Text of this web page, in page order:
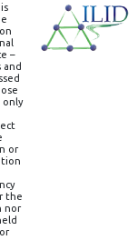
–
and
only
or
the
nor